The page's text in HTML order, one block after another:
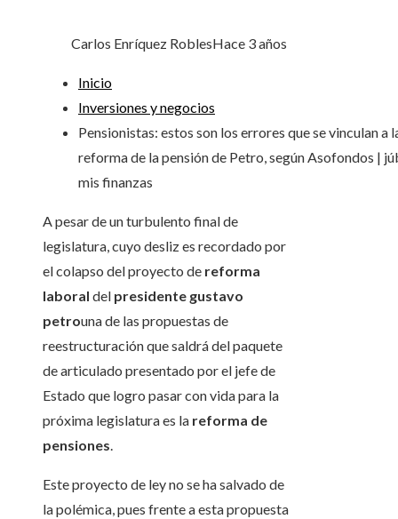
Carlos Enríquez RoblesHace 3 años
Inicio
Inversiones y negocios
Pensionistas: estos son los errores que se vinculan a
reforma de la pensión de Petro, según Asofondos |
mis finanzas
A pesar de un turbulento final de
legislatura, cuyo desliz es recordado por
el colapso del proyecto de reforma
laboral del presidente gustavo
petrouna de las propuestas de
reestructuración que saldrá del paquete
de articulado presentado por el jefe de
Estado que logro pasar con vida para la
próxima legislatura es la reforma de
pensiones.
Este proyecto de ley no se ha salvado de
la polémica, pues frente a esta propuesta